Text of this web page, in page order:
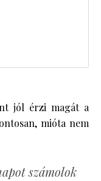
jól érzi magát a
mióta nem
számolok